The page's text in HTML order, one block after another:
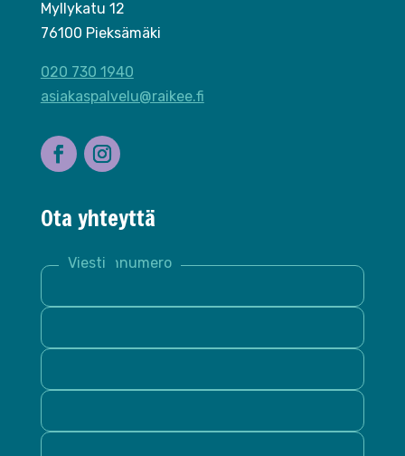
Myllykatu 12
76100 Pieksämäki
020 730 1940
asiakaspalvelu@raikee.fi
Ota yhteyttä
Nimi *
Sähköposti *
Puhelinnumero
Yritys
Viesti